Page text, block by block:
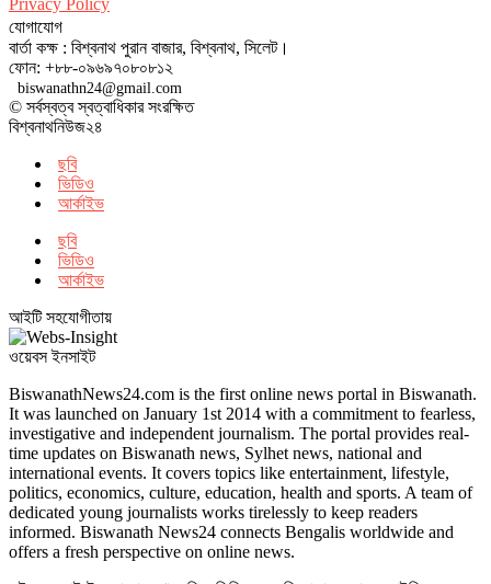
Privacy Policy
যোগাযোগ
বার্তা কক্ষ : বিশ্বনাথ পুরান বাজার, বিশ্বনাথ, সিলেট।
ফোন: +৮৮-০৯৬৯৭০৮০৮১২
biswanathn24@gmail.com
© সর্বস্বত্ব স্বত্বাধিকার সংরক্ষিত
বিশ্বনাথনিউজ২৪
ছবি
ভিডিও
আর্কাইভ
ছবি
ভিডিও
আর্কাইভ
আইটি সহযোগীতায়
ওয়েবস ইনসাইট
BiswanathNews24.com is the first online news portal in Biswanath.
It was launched on January 1st 2014 with a commitment to fearless,
investigative and independent journalism. The portal provides real-
time updates on Biswanath news, Sylhet news, national and
international events. It covers topics like entertainment, lifestyle,
politics, economics, culture, education, health and sports. A team of
dedicated young journalists works tirelessly to keep readers
informed. Biswanath News24 connects Bengalis worldwide and
offers a fresh perspective on online news.